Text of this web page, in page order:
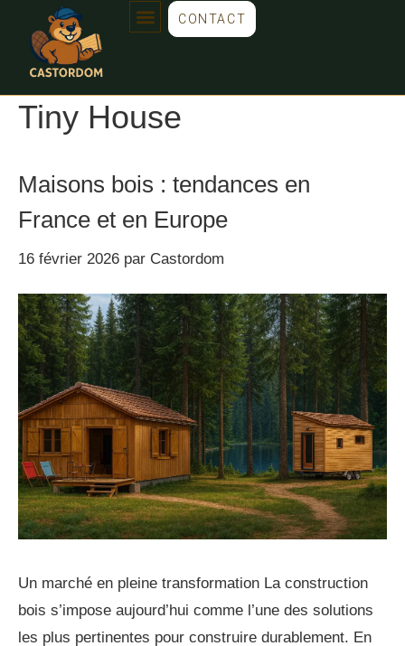
CONTACT
Tiny House
Maisons bois : tendances en
France et en Europe
16 février 2026 par Castordom
Un marché en pleine transformation La construction
bois s’impose aujourd’hui comme l’une des solutions
les plus pertinentes pour construire durablement. En